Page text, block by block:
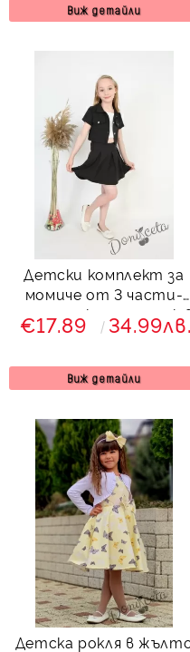
Виж детайли
Детски комплект за
момиче от 3 части-
пола и сако и потник в
черно Ясмин
€17.89 34.99лв.
Виж детайли
Детска рокля в